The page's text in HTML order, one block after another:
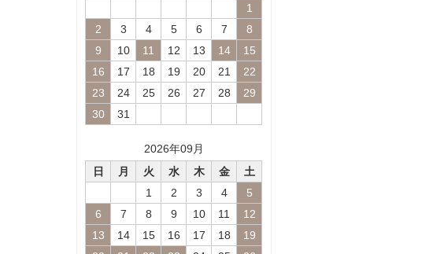
1
2
3 4 5 6 7
8
9
10 11 12 13 14
15
16
17 18 19 20 21
22
23
24 25 26 27 28
29
30
31
2026年09 月
日
月 火 水 木 金
土
1
2 3 4
5
6
7 8 9 10 11
12
13
14 15 16 17 18
19